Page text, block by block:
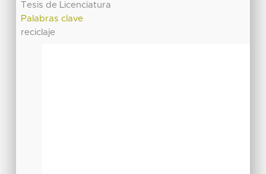
Tesis de Licenciatura
Palabras clave
reciclaje